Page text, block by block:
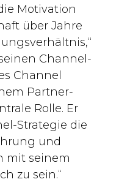
Motivation
über Jahre
Channel-
Channel
Partner-
Rolle. Er
Strategie die
und
mit seinem
zu sein.“